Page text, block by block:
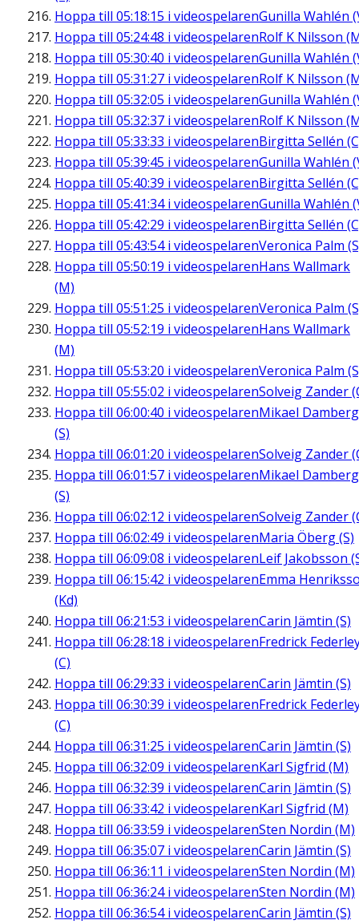
Hoppa till 05:18:15 i videospelarenGunilla Wahlén
Hoppa till 05:24:48 i videospelarenRolf K Nilsson
Hoppa till 05:30:40 i videospelarenGunilla Wahlén
Hoppa till 05:31:27 i videospelarenRolf K Nilsson
Hoppa till 05:32:05 i videospelarenGunilla Wahlén
Hoppa till 05:32:37 i videospelarenRolf K Nilsson
Hoppa till 05:33:33 i videospelarenBirgitta Sellén
Hoppa till 05:39:45 i videospelarenGunilla Wahlén
Hoppa till 05:40:39 i videospelarenBirgitta Sellén
Hoppa till 05:41:34i videospelarenGunilla Wahlén
Hoppa till 05:42:29 i videospelarenBirgitta Sellén
Hoppa till 05:43:54i videospelarenVeronica Palm
Hoppa till 05:50:19 i videospelarenHans Wallmark
(M)
Hoppa till 05:51:25 i videospelarenVeronica Palm
Hoppa till 05:52:19 i videospelarenHans Wallmark
(M)
Hoppa till 05:53:20 i videospelarenVeronica Palm
Hoppa till 05:55:02 i videospelarenSolveig Zander
Hoppa till 06:00:40 i videospelarenMikael Damberg
(S)
Hoppa till 06:01:20 i videospelarenSolveig Zander
Hoppa till 06:01:57 i videospelarenMikael Damberg
(S)
Hoppa till 06:02:12 i videospelarenSolveig Zander
Hoppa till 06:02:49 i videospelarenMaria Öberg (S)
Hoppa till 06:09:08 i videospelarenLeif Jakobsson
Hoppa till 06:15:42 i videospelarenEmma
(Kd)
Hoppa till 06:21:53 i videospelarenCarin Jämtin (S)
Hoppa till 06:28:18 i videospelarenFredrick
(C)
Hoppa till 06:29:33 i videospelarenCarin Jämtin (S)
Hoppa till 06:30:39 i videospelarenFredrick
(C)
Hoppa till 06:31:25 i videospelarenCarin Jämtin (S)
Hoppa till 06:32:09 i videospelarenKarl Sigfrid (M)
Hoppa till 06:32:39 i videospelarenCarin Jämtin (S)
Hoppa till 06:33:42 i videospelarenKarl Sigfrid (M)
Hoppa till 06:33:59 i videospelarenSten Nordin (M)
Hoppa till 06:35:07 i videospelarenCarin Jämtin (S)
Hoppa till 06:36:11 i videospelarenSten Nordin (M)
Hoppa till 06:36:24i videospelarenSten Nordin (M)
Hoppa till 06:36:54i videospelarenCarin Jämtin (S)